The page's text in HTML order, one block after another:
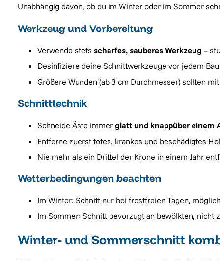
Unabhängig davon, ob du im Winter oder im Sommer
Werkzeug und Vorbereitung
Verwende stetsscharfes, sauberes Werkzeug –
Desinfiziere deine Schnittwerkzeuge vor jedem
Größere Wunden (ab 3 cm Durchmesser) sollten
Schnitttechnik
Schneide Äste immerglatt und knappüber einem
Entferne zuerst totes, krankes und beschädigtes
Nie mehr als ein Drittel der Krone in einem Jahr
Wetterbedingungen beachten
Im Winter: Schnitt nur bei frostfreien Tagen,
Im Sommer: Schnitt bevorzugt an bewölkten, nicht
Winter- und Sommerschnitt